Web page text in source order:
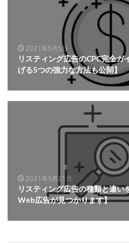
2021年5月5日
リスティング広告のCPC完全ガ
げる5つの強力な方法も公開】
2021年5月21日
リスティング広告の種類と違い
Web広告が見つかります】